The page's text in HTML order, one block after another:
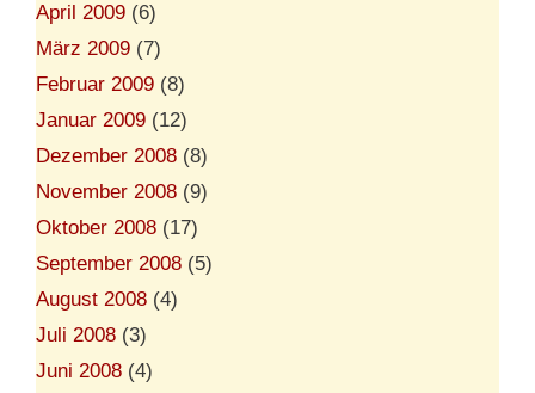
April 2009 (6)
März 2009 (7)
Februar 2009 (8)
Januar 2009 (12)
Dezember 2008 (8)
November 2008 (9)
Oktober 2008 (17)
September 2008 (5)
August 2008 (4)
Juli 2008 (3)
Juni 2008 (4)